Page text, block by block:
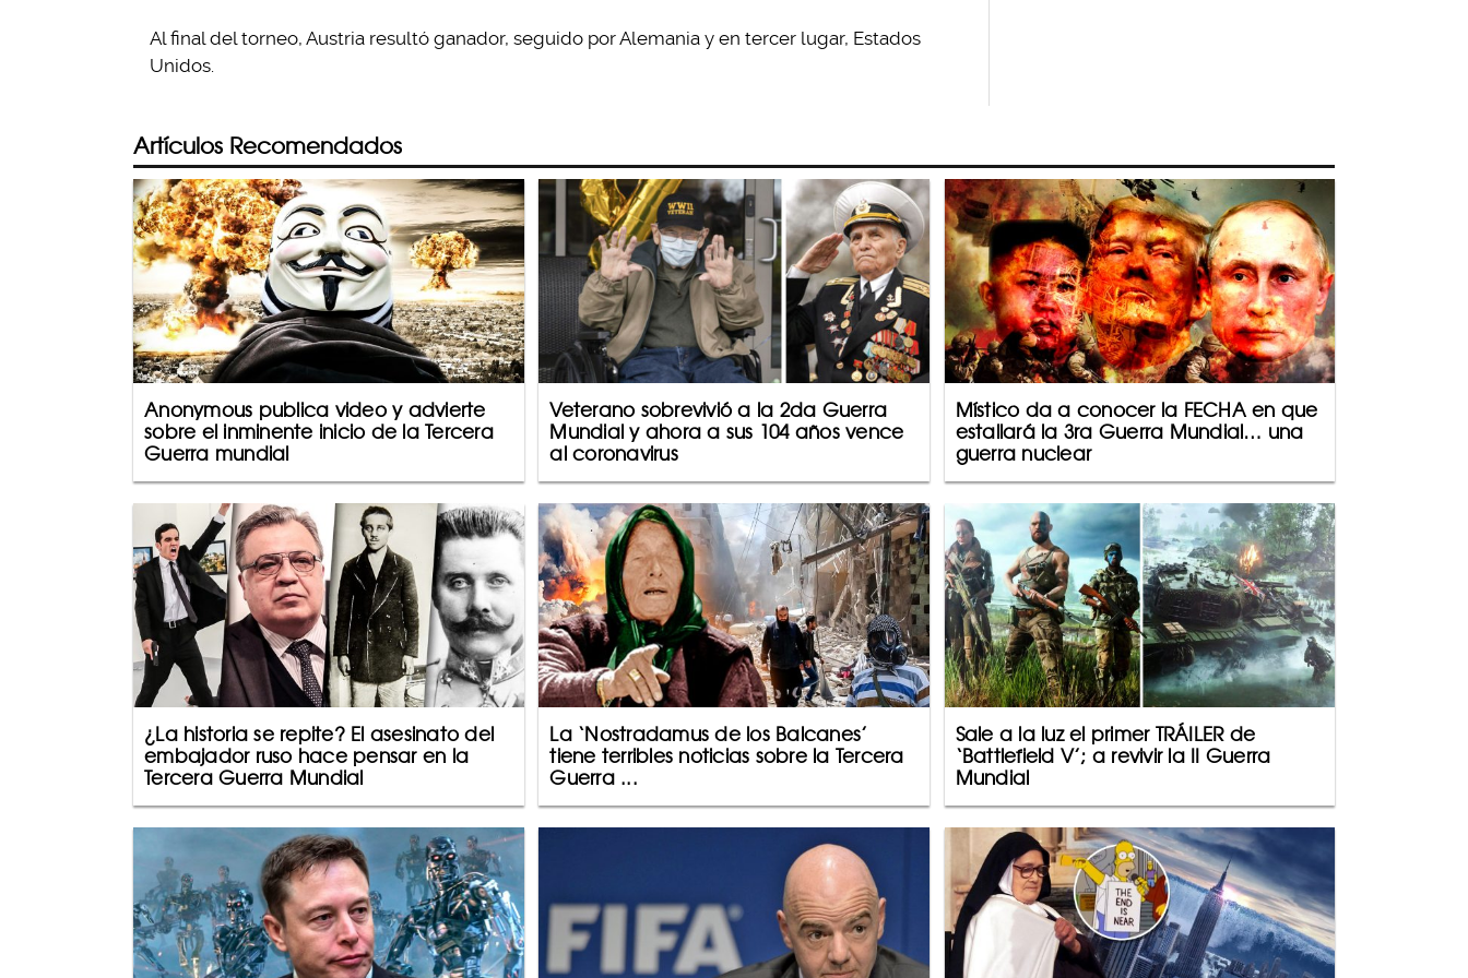
Al final del torneo, Austria resultó ganador, seguido por Alemania y en tercer lugar, Estados
Unidos.
Artículos Recomendados
Anonymous publica video y advierte
sobre el inminente inicio de la Tercera
Guerra mundial
Veterano sobrevivió a la 2da Guerra
Mundial y ahora a sus 104 años vence
al coronavirus
Místico da a conocer la FECHA en que
estallará la 3ra Guerra Mundial… una
guerra nuclear
¿La historia se repite? El asesinato del
embajador ruso hace pensar en la
Tercera Guerra Mundial
La ‘Nostradamus de los Balcanes’
tiene terribles noticias sobre la Tercera
Guerra ...
Sale a la luz el primer TRÁILER de
‘Battlefield V’; a revivir la II Guerra
Mundial